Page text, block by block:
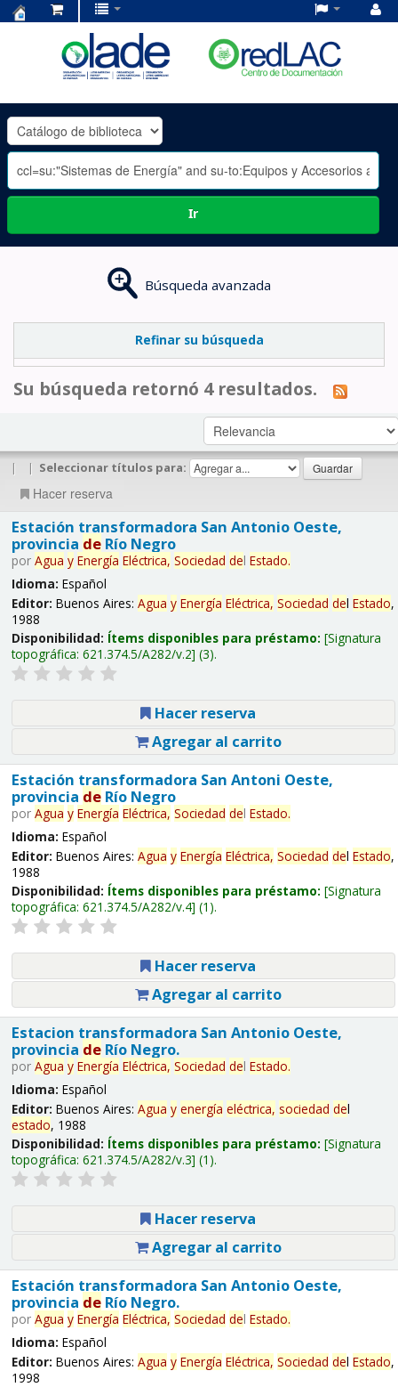
OLADE
-
Ir
Búsqueda avanzada
Refinar su búsqueda
Su búsqueda retornó 4 resultados.
| | Seleccionar títulos para:
Hacer reserva
Estación transformadora San Antonio Oeste,
provincia deRío Negro
por Agua y Energía Eléctrica, Sociedad del Estado.
Idioma: Español
Editor: Buenos Aires: Agua y Energía Eléctrica, Sociedad del Estado,
1988
Disponibilidad: Ítems disponibles para préstamo: Signatura
topográfica: 621.374.5/A282/v.2 (3).
Hacer reserva
Agregar al carrito
Estación transformadora San Antoni Oeste,
provincia deRío Negro
por Agua y Energía Eléctrica, Sociedad del Estado.
Idioma: Español
Editor: Buenos Aires: Agua y Energía Eléctrica, Sociedad del Estado,
1988
Disponibilidad: Ítems disponibles para préstamo: Signatura
topográfica: 621.374.5/A282/v.4 (1).
Hacer reserva
Agregar al carrito
Estacion transformadora San Antonio Oeste,
provincia deRío Negro.
por Agua y Energía Eléctrica, Sociedad del Estado.
Idioma: Español
Editor: Buenos Aires: Agua y energía eléctrica, sociedad del
estado, 1988
Disponibilidad: Ítems disponibles para préstamo: Signatura
topográfica: 621.374.5/A282/v.3 (1).
Hacer reserva
Agregar al carrito
Estación transformadora San Antonio Oeste,
provincia deRío Negro.
por Agua y Energía Eléctrica, Sociedad del Estado.
Idioma: Español
Editor: Buenos Aires: Agua y Energía Eléctrica, Sociedad del Estado,
1998